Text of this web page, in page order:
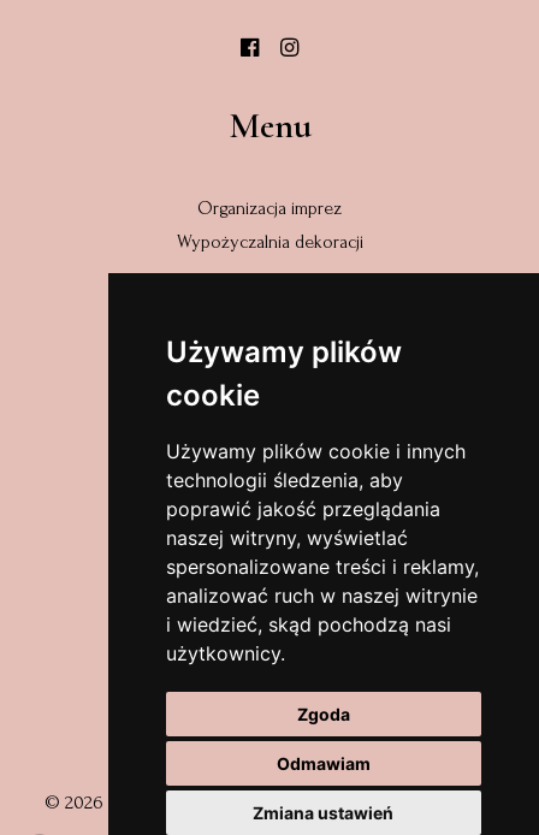
Używamy plików
cookie
Używamy plików cookie i innych
technologii śledzenia, aby
poprawić jakość przeglądania
naszej witryny, wyświetlać
spersonalizowane treści i reklamy,
analizować ruch w naszej witrynie
i wiedzieć, skąd pochodzą nasi
użytkownicy.
Zgoda
Odmawiam
Zmiana ustawień
Menu
Organizacja imprez
Wypożyczalnia dekoracji
Wyszyńskiego 31/2
58-320 Walim
dolnośląskie, Polska
Zobacz na mapach
Kontakt
biuro@eventchair.pl
+48 513-150-119
© 2026 Event Chair. Wszystkie prawa zastrzeżone |